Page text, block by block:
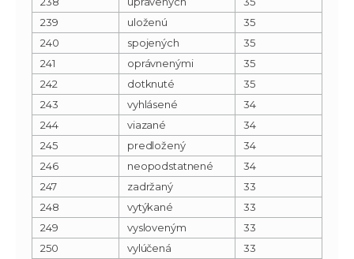
239
uloženú
35
240
spojených
35
241
oprávnenými
35
242
dotknuté
35
243
vyhlásené
34
244
viazané
34
245
predložený
34
246
neopodstatnené
34
247
zadržaný
33
248
vytýkané
33
249
vysloveným
33
250
vylúčená
33